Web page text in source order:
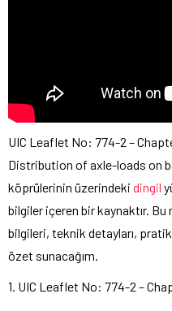
UIC Leaflet No: 774-2 –
Distribution of axle-loads on
köprülerinin üzerindeki dingil
bilgiler içeren bir kaynaktır.
bilgileri, teknik detayları,
özet sunacağım.
1. UIC Leaflet No: 774-2 –